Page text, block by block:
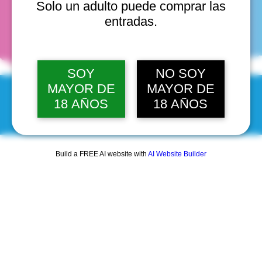
Solo un adulto puede comprar las
entradas.
SOY
MAYOR DE
18 AÑOS
NO SOY
MAYOR DE
18 AÑOS
Build a FREE AI website with AI Website Builder
fechas
© 2025 by Scantastic.